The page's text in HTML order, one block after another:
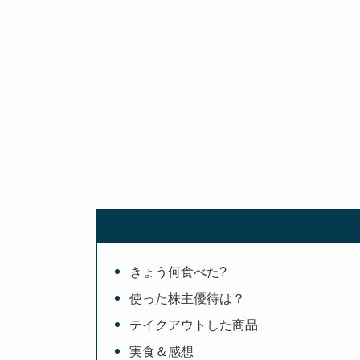
きょう何食べた?
使った株主優待は？
テイクアウトした商品
実食＆感想